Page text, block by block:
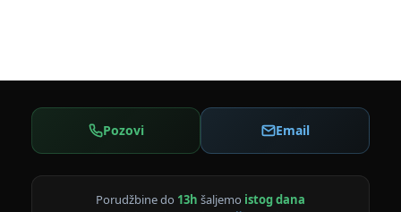
Pozovi Email
Porudžbine do 13h šaljemo istog dana